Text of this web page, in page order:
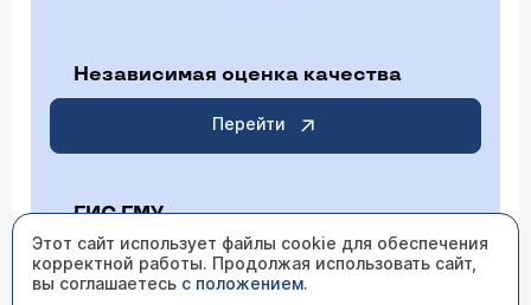
Независимая оценка качества
Перейти
ГИС ГМУ
Перейти
Этот сайт использует файлы cookie для обеспечения
корректной работы. Продолжая использовать сайт,
вы соглашаетесь с положением.